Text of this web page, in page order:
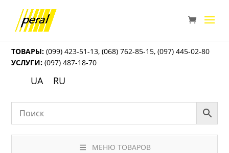
ТОВАРЫ: (099) 423-51-13,(068) 762-85-15,(097) 445-02-80
УСЛУГИ: (097) 487-18-70
UA RU
МЕНЮ ТОВАРОВ